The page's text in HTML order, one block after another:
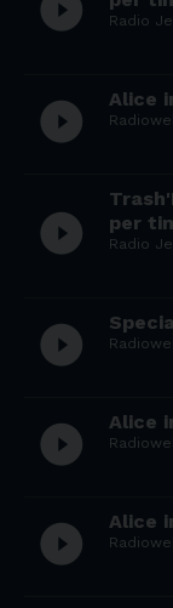
play_circle_filled Radio
play_circle_filled Alice
play_circle_filled
per
Radio
play_circle_filled
play_circle_filled Alice
play_circle_filled Alice